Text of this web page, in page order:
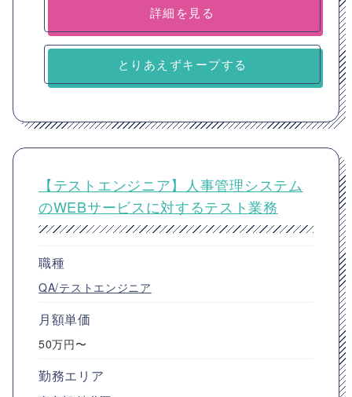
詳細を見る
とりあえずキープする
【テストエンジニア】人事管理システム
のWEBサービスに対するテスト業務
職種
QA/テストエンジニア
月額単価
50万円〜
勤務エリア